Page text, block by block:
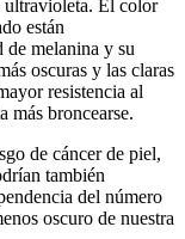
ultravioleta. El color
están
de melanina y su
oscuras y las claras
resistencia al
más broncearse.
de cáncer de piel,
también
del número
oscuro de nuestra